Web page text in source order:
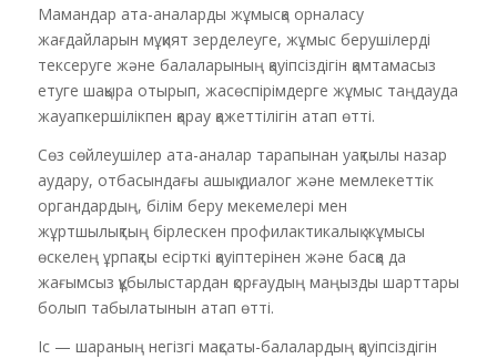
Мамандар ата-аналарды жұмысқа орналасу
жағдайларын мұқият зерделеуге, жұмыс берушілерді
тексеруге және балаларының қауіпсіздігін қамтамасыз
етуге шақыра отырып, жасөспірімдерге жұмыс таңдауда
жауапкершілікпен қарау қажеттілігін атап өтті.
Сөз сөйлеушілер ата-аналар тарапынан уақтылы назар
аудару, отбасындағы ашық диалог және мемлекеттік
органдардың, білім беру мекемелері мен
жұртшылықтың бірлескен профилактикалық жұмысы
өскелең ұрпақты есірткі қауіптерінен және басқа да
жағымсыз құбылыстардан қорғаудың маңызды шарттары
болып табылатынын атап өтті.
Іс — шараның негізгі мақсаты-балалардың қауіпсіздігін